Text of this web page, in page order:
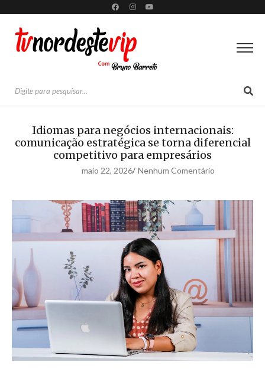
Idiomas para negócios internacionais:
comunicação estratégica se torna diferencial
competitivo para empresários
maio 22, 2026/ Nenhum Comentário